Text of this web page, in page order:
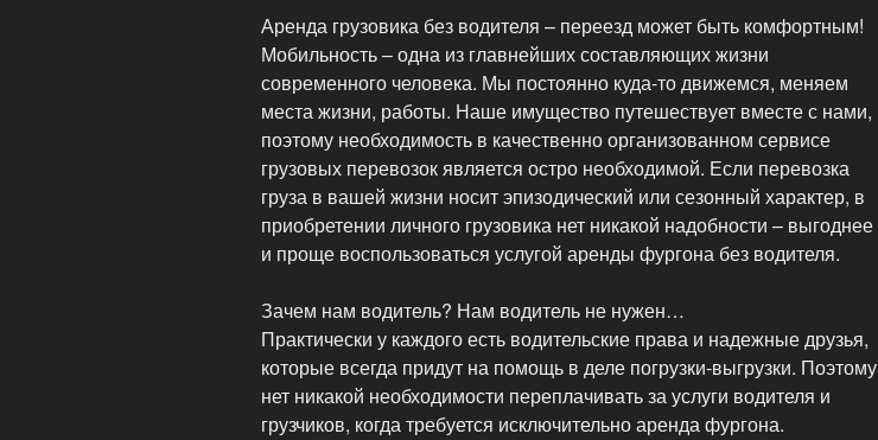
Аренда грузовика без водителя – переезд может быть комфортным!
Мобильность – одна из главнейших составляющих жизни
современного человека. Мы постоянно куда-то движемся, меняем
места жизни, работы. Наше имущество путешествует вместе с нами,
поэтому необходимость в качественно организованном сервисе
грузовых перевозок является остро необходимой. Если перевозка
груза в вашей жизни носит эпизодический или сезонный характер, в
приобретении личного грузовика нет никакой надобности – выгоднее
и проще воспользоваться услугой аренды фургона без водителя.
Зачем нам водитель? Нам водитель не нужен…
Практически у каждого есть водительские права и надежные друзья,
которые всегда придут на помощь в деле погрузки-выгрузки. Поэтому
нет никакой необходимости переплачивать за услуги водителя и
грузчиков, когда требуется исключительно аренда фургона.